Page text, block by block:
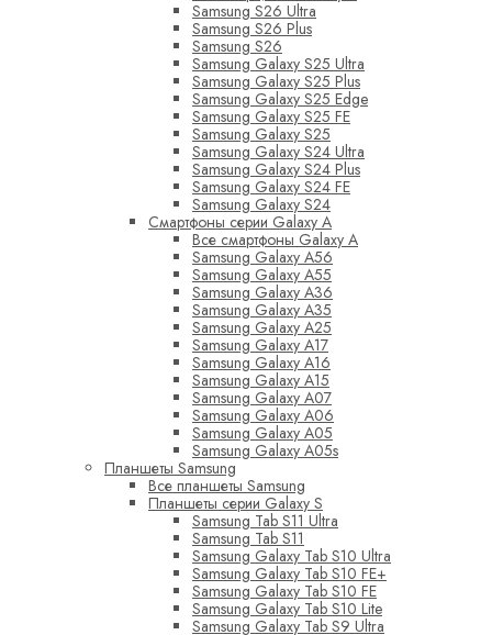
Samsung S26 Ultra
Samsung S26 Plus
Samsung S26
Samsung Galaxy S25 Ultra
Samsung Galaxy S25 Plus
Samsung Galaxy S25 Edge
Samsung Galaxy S25 FE
Samsung Galaxy S25
Samsung Galaxy S24 Ultra
Samsung Galaxy S24 Plus
Samsung Galaxy S24 FE
Samsung Galaxy S24
Смартфоны серии Galaxy A
Все смартфоны Galaxy A
Samsung Galaxy A56
Samsung Galaxy A55
Samsung Galaxy A36
Samsung Galaxy A35
Samsung Galaxy A25
Samsung Galaxy A17
Samsung Galaxy A16
Samsung Galaxy A15
Samsung Galaxy A07
Samsung Galaxy A06
Samsung Galaxy A05
Samsung Galaxy A05s
Планшеты Samsung
Все планшеты Samsung
Планшеты серии Galaxy S
Samsung Tab S11 Ultra
Samsung Tab S11
Samsung Galaxy Tab S10 Ultra
Samsung Galaxy Tab S10 FE+
Samsung Galaxy Tab S10 FE
Samsung Galaxy Tab S10 Lite
Samsung Galaxy Tab S9 Ultra